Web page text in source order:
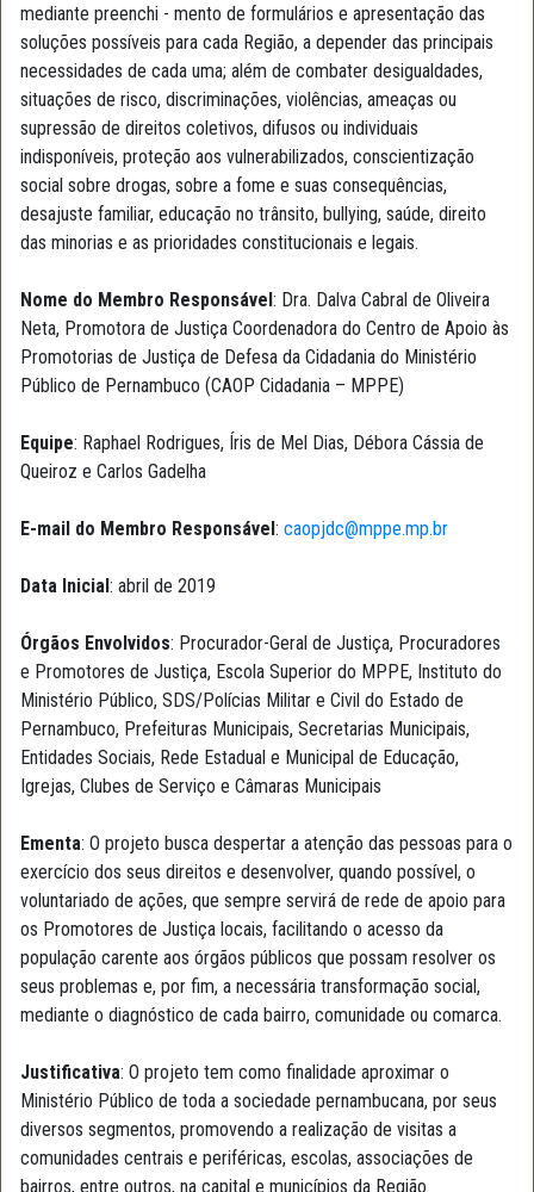
mediante preenchi - mento de formulários e apresentação das
soluções possíveis para cada Região, a depender das principais
necessidades de cada uma; além de combater desigualdades,
situações de risco, discriminações, violências, ameaças ou
supressão de direitos coletivos, difusos ou individuais
indisponíveis, proteção aos vulnerabilizados, conscientização
social sobre drogas, sobre a fome e suas consequências,
desajuste familiar, educação no trânsito, bullying, saúde, direito
das minorias e as prioridades constitucionais e legais.
Nome do Membro Responsável: Dra. Dalva Cabral de Oliveira
Neta, Promotora de Justiça Coordenadora do Centro de Apoio às
Promotorias de Justiça de Defesa da Cidadania do Ministério
Público de Pernambuco (CAOP Cidadania – MPPE)
Equipe: Raphael Rodrigues, Íris de Mel Dias, Débora Cássia de
Queiroz e Carlos Gadelha
E-mail do Membro Responsável: caopjdc@mppe.mp.br
Data Inicial: abril de 2019
Órgãos Envolvidos: Procurador-Geral de Justiça, Procuradores
e Promotores de Justiça, Escola Superior do MPPE, Instituto do
Ministério Público, SDS/Polícias Militar e Civil do Estado de
Pernambuco, Prefeituras Municipais, Secretarias Municipais,
Entidades Sociais, Rede Estadual e Municipal de Educação,
Igrejas, Clubes de Serviço e Câmaras Municipais
Ementa: O projeto busca despertar a atenção das pessoas para o
exercício dos seus direitos e desenvolver, quando possível, o
voluntariado de ações, que sempre servirá de rede de apoio para
os Promotores de Justiça locais, facilitando o acesso da
população carente aos órgãos públicos que possam resolver os
seus problemas e, por fim, a necessária transformação social,
mediante o diagnóstico de cada bairro, comunidade ou comarca.
Justificativa: O projeto tem como finalidade aproximar o
Ministério Público de toda a sociedade pernambucana, por seus
diversos segmentos, promovendo a realização de visitas a
comunidades centrais e periféricas, escolas, associações de
bairros, entre outros, na capital e municípios da Região